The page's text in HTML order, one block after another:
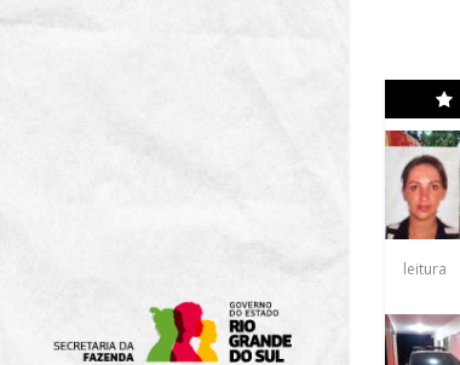
leitura